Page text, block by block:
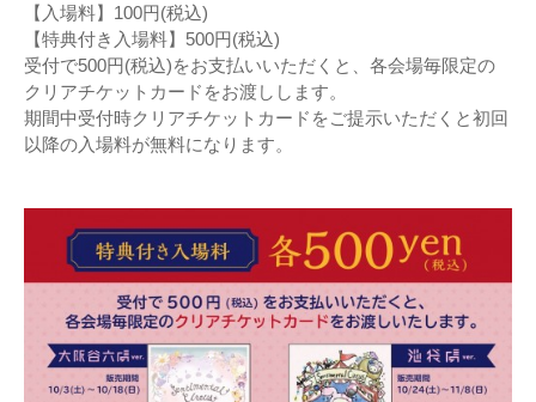
【入場料】100円(税込)
【特典付き入場料】500円(税込)
受付で500円(税込)をお支払いいただくと、各会場毎限定の
クリアチケットカードをお渡しします。
期間中受付時クリアチケットカードをご提示いただくと初回
以降の入場料が無料になります。